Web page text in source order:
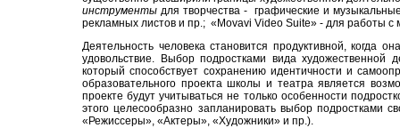
инструменты для творчества - графические и
рекламных листов и пр.; «Movavi Video Suite» - для работы
Деятельность человека становится продуктивной, когда
удовольствие. Выбор подростками вида художественной
который способствует сохранению идентичности и
образовательного проекта школы и театра является
проекте будут учитываться не только особенности
этого целесообразно запланировать выбор подростками
«Режиссеры», «Актеры», «Художники» и пр.).